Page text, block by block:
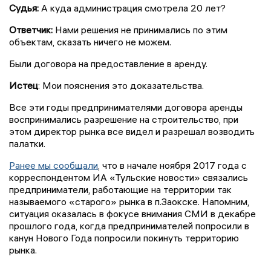
Судья: А куда администрация смотрела 20 лет?
Ответчик: Нами решения не принимались по этим
объектам, сказать ничего не можем.
Были договора на предоставление в аренду.
Истец: Мои пояснения это доказательства.
Все эти годы предпринимателями договора аренды
воспринимались разрешение на строительство, при
этом директор рынка все видел и разрешал возводить
палатки.
Ранее мы сообщали, что в начале ноября 2017 года с
корреспондентом ИА «Тульские новости» связались
предприниматели, работающие на территории так
называемого «старого» рынка в п.Заокске. Напомним,
ситуация оказалась в фокусе внимания СМИ в декабре
прошлого года, когда предпринимателей попросили в
канун Нового Года попросили покинуть территорию
рынка.